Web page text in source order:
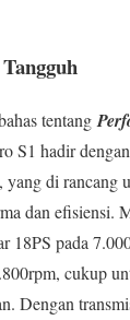
tentang
S1 hadir
di rancang
dan efisiensi.
18PS pada
cukup
Dengan